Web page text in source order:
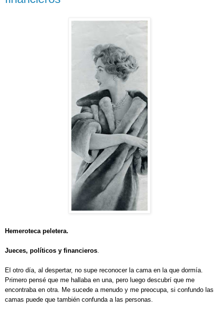
Hemeroteca peletera.
Jueces, políticos y financieros.
El otro día, al despertar, no supe reconocer la cama en la que dormía.
Primero pensé que me hallaba en una, pero luego descubrí que me
encontraba en otra. Me sucede a menudo y me preocupa, si confundo las
camas puede que también confunda a las personas.